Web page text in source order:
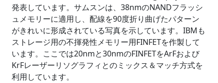
発表しています。サムスンは、38nmのNANDフラッシ
ュメモリーに適用し、配線を90度折り曲げたパターン
がきれいに形成されている写真を示しています。IBMも
ストレージ用の不揮発性メモリー用FINFETを作製して
います。ここでは20nmと30nmのFINFETをArFおよび
KrFレーザーリソグラフィとのミックス＆マッチ方式を
利用しています。